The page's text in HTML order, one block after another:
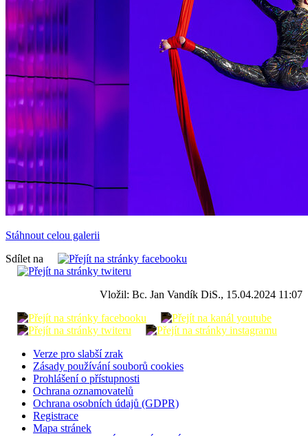
Stáhnout celou galerii
Sdílet na
Vložil: Bc. Jan Vandík DiS., 15.04.2024 11:07
Verze pro slabší zrak
Zásady používání souborů cookies
Prohlášení o přístupnosti
Ochrana oznamovatelů
Ochrana osobních údajů (GDPR)
Registrace
Mapa stránek